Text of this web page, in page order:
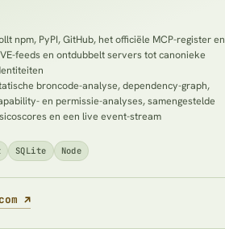
npm, PyPI, GitHub, het officiële MCP-register en
feeds en ontdubbelt servers tot canonieke
broncode-analyse, dependency-graph,
en permissie-analyses, samengestelde
en een live event-stream
SQLite Node
↗(opent in een nieuw tabblad)